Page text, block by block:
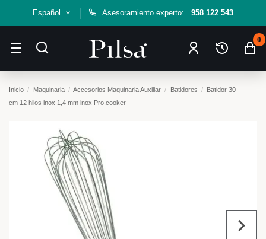
Español Asesoramiento experto: 958 122 543
0
Inicio Maquinaria Accesorios Maquinaria Auxiliar Batidores
Batidor 30
cm 12 hilos inox 1,4 mm inox Pro.cooker